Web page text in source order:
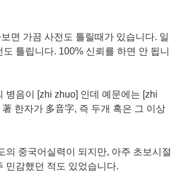
면 가끔 사전도 틀릴때가 있습니다. 일
틀립니다. 100% 신뢰를 하면 안 됩니
병음이 [zhi zhuo] 인데 예문에는 [zhi
한자가 多音字, 즉 두개 혹은 그 이상
의 중국어실력이 되지만, 아주 초보시절
민감했던 적도 있었습니다.